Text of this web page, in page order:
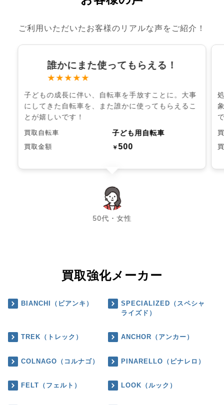
ご利用いただいたお客様のリアルな声をご紹介！
誰かにまた使ってもらえる！
★★★★★
子どもの成長に伴い、自転車を手放すことに。大事
にしてきた自転車を、また誰かに使ってもらえるこ
とが嬉しいです！
買取自転車 子ども用自転車
買取金額 ￥500
50代・女性
chevron_left chevron_right
買取強化メーカー
BIANCHI（ビアンキ）
SPECIALIZED（スペシャ
ライズド）
TREK（トレック） ANCHOR（アンカー）
COLNAGO（コルナゴ） PINARELLO（ピナレロ）
FELT（フェルト） LOOK（ルック）